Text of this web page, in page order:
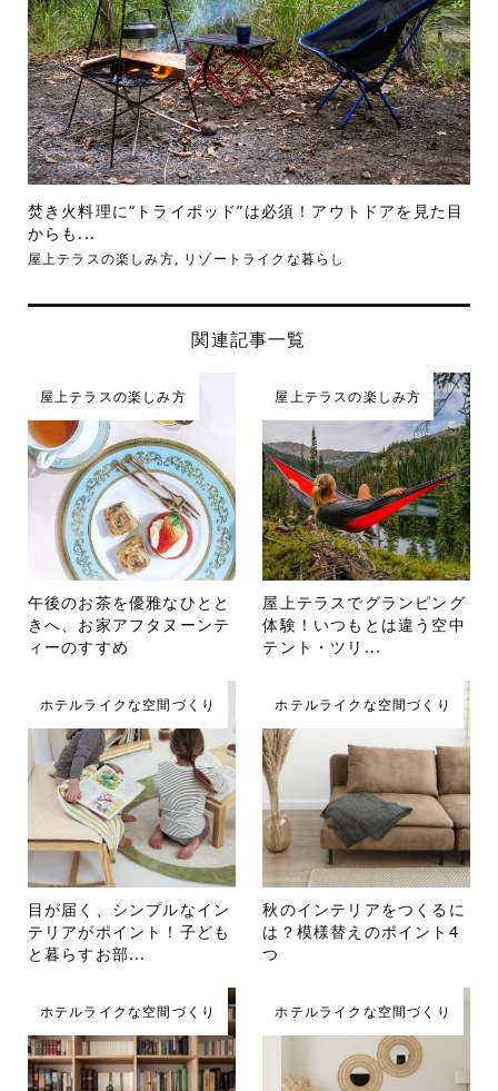
焚き火料理に“トライポッド”は必須！アウトドアを見た目
からも...
屋上テラスの楽しみ方, リゾートライクな暮らし
関連記事一覧
屋上テラスの楽しみ方
午後のお茶を優雅なひとと
きへ、お家アフタヌーンテ
ィーのすすめ
屋上テラスの楽しみ方
屋上テラスでグランピング
体験！いつもとは違う空中
テント・ツリ...
ホテルライクな空間づくり
目が届く、シンプルなイン
テリアがポイント！子ども
と暮らすお部...
ホテルライクな空間づくり
秋のインテリアをつくるに
は？模様替えのポイント4
つ
ホテルライクな空間づくり ホテルライクな空間づくり